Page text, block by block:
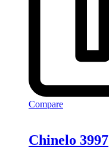
Compare
Chinelo 3997